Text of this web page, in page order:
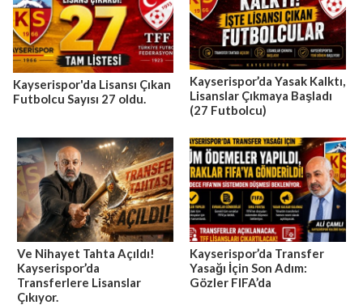
Kayserispor'da Lisansı Çıkan
Futbolcu Sayısı 27 oldu.
Kayserispor’da Yasak Kalktı,
Lisanslar Çıkmaya Başladı
(27 Futbolcu)
Ve Nihayet Tahta Açıldı!
Kayserispor’da
Transferlere Lisanslar
Çıkıyor.
Kayserispor’da Transfer
Yasağı İçin Son Adım:
Gözler FIFA’da